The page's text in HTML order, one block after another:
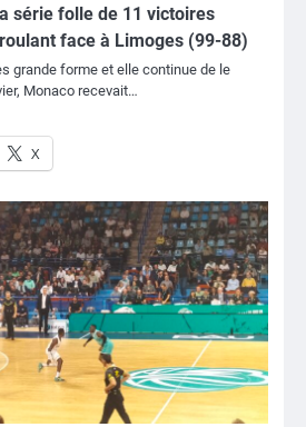
série folle de 11 victoires
face à Limoges (99-88)
grande forme et elle continue de le
Monaco recevait…
X